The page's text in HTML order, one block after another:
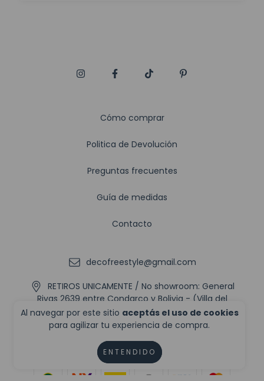
Al navegar por este sitio aceptás el uso de cookies
para agilizar tu experiencia de compra.
ENTENDIDO
Cómo comprar
Politica de Devolución
Preguntas frecuentes
Guía de medidas
Contacto
decofreestyle@gmail.com
RETIROS UNICAMENTE / No showroom: General
Rivas 2639 entre Condarco y Bolivia - (Villa del
Parque, CABA).